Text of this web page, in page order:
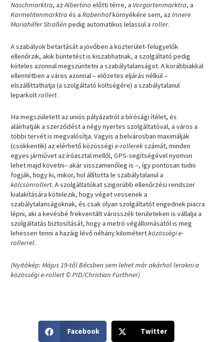
Naschmarktra, azAlbertinaelőtti térre, a Vorgartenmarktra, a
Karmelitenmarktraés aRabenhofkörnyékére sem, azInnere
Mariahilfer Straßén pedig automatikus lelassul aroller.
A szabályok betartását a jövőben a közterület-felügyelők
ellenőrzik, akik büntetést is kiszabhatnak, a szolgáltató pedig
köteles azonnal megszüntetni a szabálytalanságot. A korábbiakkal
ellentétben a város azonnal – előzetes eljárás nélkül –
elszállíttathatja (a szolgáltató költségére) a szabálytalanul
leparkoltrollert.
Ha megszületett az uniós pályázatról a bírósági ítélet, és
aláírhatják a szerződést a négy nyertes szolgáltatóval, a város a
többi tervét is megvalósítja. Vagyis a belvárosban maximálják
(csökkentik) az elérhető közösségie-rollerekszámát, minden
egyes járművet az íróasztal mellől, GPS-segítségével nyomon
lehet majd követni– akár visszamenőleg is –, így pontosan tudni
fogják, hogy ki, mikor, hol állította le szabálytalanul a
kölcsönrollert. A szolgáltatókat szigorúbb ellenőrzési rendszer
kialakítására kötelezik, hogy véget vessenek a
szabálytalanságoknak, és csak olyan szolgáltatót engednek piacra
lépni, aki a kevésbé frekventált városszéli területeken is vállalja a
szolgáltatás biztosítását, hogy a metró végállomásától is meg
lehessen tenni a hazáig lévő néhány kilométertközösségi e-
rollerrel.
(Nyitókép: Május 19-től Bécsben sem lehet már akárhol lerakni a
közösségi e-rollert © PID/Christian Fürthner)
h
Facebook
h
Twitter